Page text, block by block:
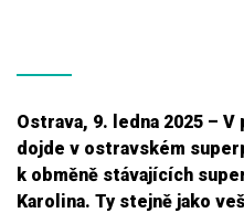
Ostrava, 9. ledna 2025 –
dojde v ostravském
k obměně stávajících
Karolina. Ty stejně jako